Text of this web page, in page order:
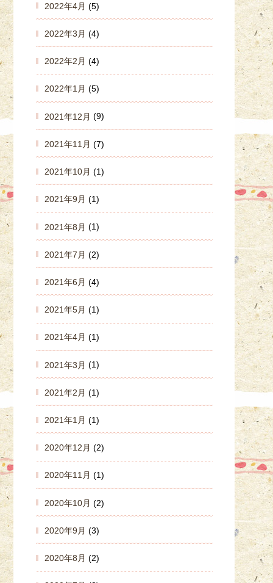
2022年4月 (5)
2022年3月 (4)
2022年2月 (4)
2022年1月 (5)
2021年12月 (9)
2021年11月 (7)
2021年10月 (1)
2021年9月 (1)
2021年8月 (1)
2021年7月 (2)
2021年6月 (4)
2021年5月 (1)
2021年4月 (1)
2021年3月 (1)
2021年2月 (1)
2021年1月 (1)
2020年12月 (2)
2020年11月 (1)
2020年10月 (2)
2020年9月 (3)
2020年8月 (2)